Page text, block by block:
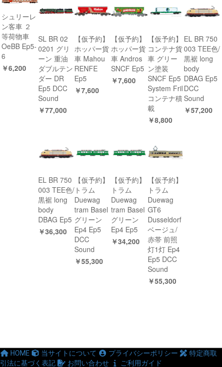
シュリーレ
ン客車 ２
等荷物車
OeBB Ep5-
6
￥6,200
SL BR 02
0201 グリ
ーン 重油
ダブルテン
ダー DR
Ep5 DCC
Sound
￥77,000
【仮予約】
ホッパー貨
車 Mahou
RENFE
Ep5
￥7,600
【仮予約】
ホッパー貨
車 Andros
SNCF Ep5
￥7,600
【仮予約】
コンテナ貨
車 グリー
ン塗装
SNCF Ep5
System Fril
コンテナ積
載
￥8,800
EL BR 750
003 TEE色/
黒裾 long
body
DBAG Ep5
DCC
Sound
￥57,200
EL BR 750
003 TEE色/
黒裾 long
body
DBAG Ep5
￥36,300
【仮予約】
トラム
Duewag
tram Basel
グリーン
Ep4 Ep5
DCC
Sound
￥55,300
【仮予約】
トラム
Duewag
tram Basel
グリーン
Ep4 Ep5
￥34,200
【仮予約】
トラム
Duewag
GT6
Dusseldorf
ベージュ/
赤帯 前照
灯1灯 Ep4
Ep5 DCC
Sound
￥55,300
HOME 当サイトについて プライバシーポリシー
特定商取
引法に基づく表記
お問い合わせ ご利用ガイド